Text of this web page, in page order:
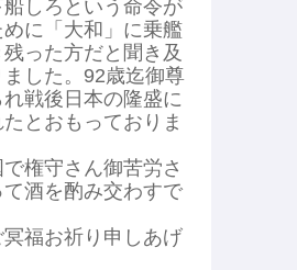
船しろという命令が
に「大和」に乗艦
った方だと聞き及
ました。92歳迄御尊
戦後日本の隆盛に
とおもっておりま
権守さん御苦労さ
て酒を酌み交わすで
福お祈り申しあげ